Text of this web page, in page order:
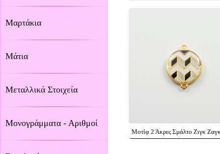
Μαρτάκια
Μάτια
Μεταλλικά Στοιχεία
Μονογράμματα - Αριθμοί
Μοτίφ 2 Άκρες Σμάλτο Ζιγκ